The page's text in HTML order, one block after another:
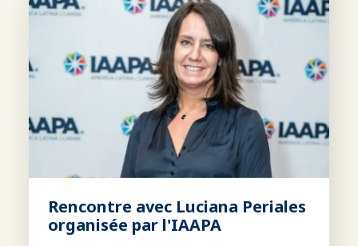
Rencontre avec Luciana Periales
organisée par l'IAAPA